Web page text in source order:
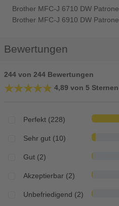
Brother MFC-J 6710 DW Patrone
Brother MFC-J 6910 DW Patrone
Bewertungen
244 von 244 Bewertungen
★★★★★
★★★★★ 4,89 von 5 Sternen
Perfekt (228)
Sehr gut (10)
Gut (2)
Akzeptierbar (2)
Unbefriedigend (2)